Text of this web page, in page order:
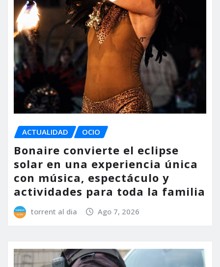
ACTUALIDAD OCIO
Bonaire convierte el eclipse
solar en una experiencia única
con música, espectáculo y
actividades para toda la familia
torrent al dia Ago 7, 2026